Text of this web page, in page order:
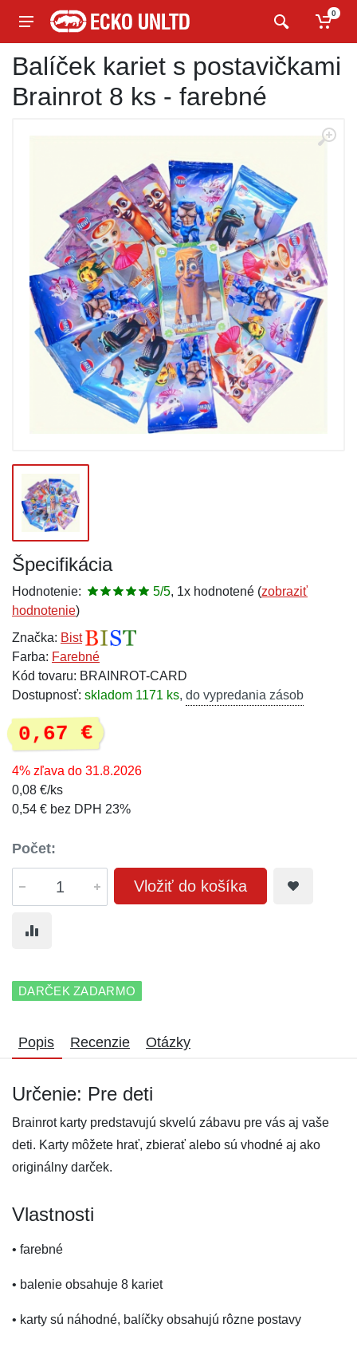
0
Balíček kariet s postavičkami
Brainrot 8 ks - farebné
Špecifikácia
Hodnotenie: 5/5, 1x hodnotené (zobraziť
hodnotenie)
Značka: Bist
Farba: Farebné
Kód tovaru: BRAINROT-CARD
Dostupnosť: skladom 1171 ks, do vypredania zásob
0,67 €
4% zľava do 31.8.2026
0,08 €/ks
0,54 € bez DPH 23%
Počet:
Vložiť do košíka
DARČEK ZADARMO
Popis Recenzie Otázky
Určenie: Pre deti
Brainrot karty predstavujú skvelú zábavu pre vás aj vaše
deti. Karty môžete hrať, zbierať alebo sú vhodné aj ako
originálny darček.
Vlastnosti
• farebné
• balenie obsahuje 8 kariet
• karty sú náhodné, balíčky obsahujú rôzne postavy